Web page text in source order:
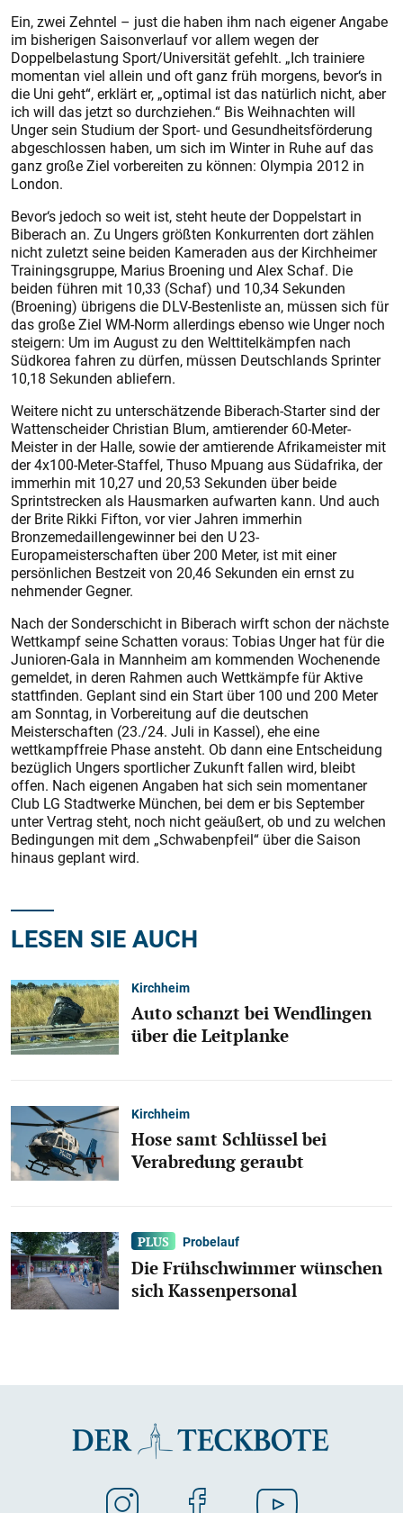
Ein, zwei Zehntel – just die haben ihm nach eigener Angabe
im bisherigen Saisonverlauf vor allem wegen der
Doppelbelas­tung Sport/Universität gefehlt. „Ich trai­niere
momentan viel allein und oft ganz früh morgens, bevor‘s in
die Uni geht“, erklärt er, „optimal ist das natürlich nicht, aber
ich will das jetzt so durchziehen.“ Bis Weihnachten will
Unger sein Studium der Sport- und Gesundheitsförderung
abgeschlossen haben, um sich im Winter in Ruhe auf das
ganz große Ziel vorbereiten zu können: Olympia 2012 in
London.
Bevor‘s jedoch so weit ist, steht heute der Doppelstart in
Biberach an. Zu Ungers größten Konkurrenten dort zählen
nicht zuletzt seine beiden Kameraden aus der Kirchheimer
Trainingsgruppe, Marius Broening und Alex Schaf. Die
beiden führen mit 10,33 (Schaf) und 10,34 Sekunden
(Broening) übrigens die DLV-Bestenliste an, müssen sich für
das große Ziel WM-Norm allerdings ebenso wie Unger noch
steigern: Um im August zu den Welttitelkämpfen nach
Südkorea fahren zu dürfen, müssen Deutschlands Sprinter
10,18 Sekunden abliefern.
Weitere nicht zu unterschätzende Biberach-Starter sind der
Wattenscheider Christian Blum, amtierender 60-Meter-
Meister in der Halle, sowie der amtierende Afrikameister mit
der 4x100-Meter-Staffel, Thuso Mpuang aus Südafrika, der
immerhin mit 10,27 und 20,53 Sekunden über beide
Sprintstrecken als Hausmarken aufwarten kann. Und auch
der Brite Rikki Fifton, vor vier Jahren immerhin
Bronzemedaillengewinner bei den U 23-
Europameisterschaften über 200 Meter, ist mit einer
persönlichen Bestzeit von 20,46 Sekunden ein ernst zu
nehmender Gegner.
Nach der Sonderschicht in Bibe­rach wirft schon der nächste
Wettkampf seine Schatten voraus: Tobias Unger hat für die
Junioren-Gala in Mannheim am kommenden Wochenende
gemeldet, in deren Rahmen auch Wettkämpfe für Aktive
stattfinden. Geplant sind ein Start über 100 und 200 Meter
am Sonntag, in Vorbereitung auf die deutschen
Meisterschaften (23./24. Juli in Kassel), ehe eine
wettkampffreie Phase ansteht. Ob dann eine Entscheidung
bezüglich Ungers sportlicher Zukunft fallen wird, bleibt
offen. Nach eigenen Angaben hat sich sein momentaner
Club LG Stadtwerke München, bei dem er bis September
unter Vertrag steht, noch nicht geäußert, ob und zu welchen
Bedingungen mit dem „Schwabenpfeil“ über die Saison
hinaus geplant wird.
LESEN SIE AUCH
Kirchheim
Auto schanzt bei Wendlingen
über die Leitplanke
Kirchheim
Hose samt Schlüssel bei
Verabredung geraubt
Probelauf
Die Frühschwimmer wünschen
sich Kassenpersonal